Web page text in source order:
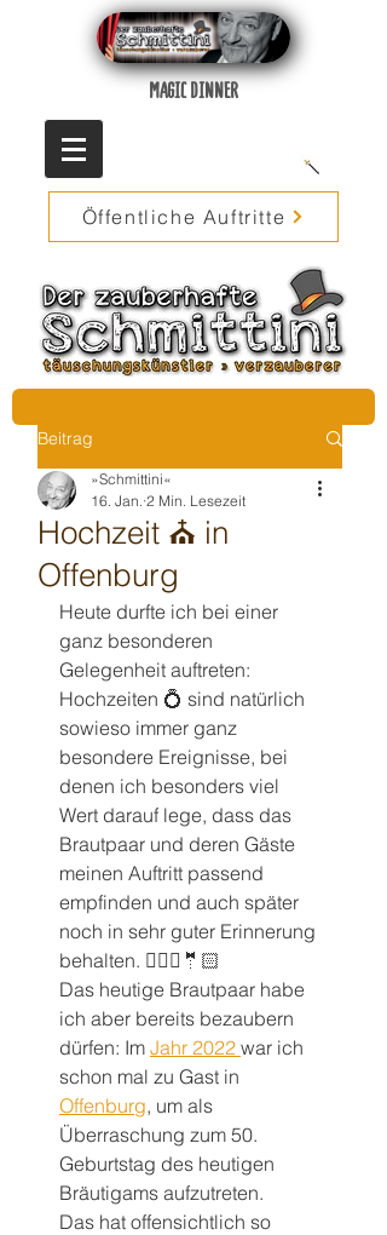
MAGIC DINNER
Öffentliche Auftritte
Beitrag
Hochzeit ⛪️ in
Offenburg
»Schmittini«
16. Jan. 2 Min. Lesezeit
Heute durfte ich bei einer
ganz besonderen
Gelegenheit auftreten:
Hochzeiten 💍 sind natürlich
sowieso immer ganz
besondere Ereignisse, bei
denen ich besonders viel
Wert darauf lege, dass das
Brautpaar und deren Gäste
meinen Auftritt passend
empfinden und auch später
noch in sehr guter Erinnerung
behalten. 👰🏼‍♀️🤵🏻
Das heutige Brautpaar habe
ich aber bereits bezaubern
dürfen: Im Jahr 2022 war ich
schon mal zu Gast in
Offenburg, um als
Überraschung zum 50.
Geburtstag des heutigen
Bräutigams aufzutreten.
Das hat offensichtlich so